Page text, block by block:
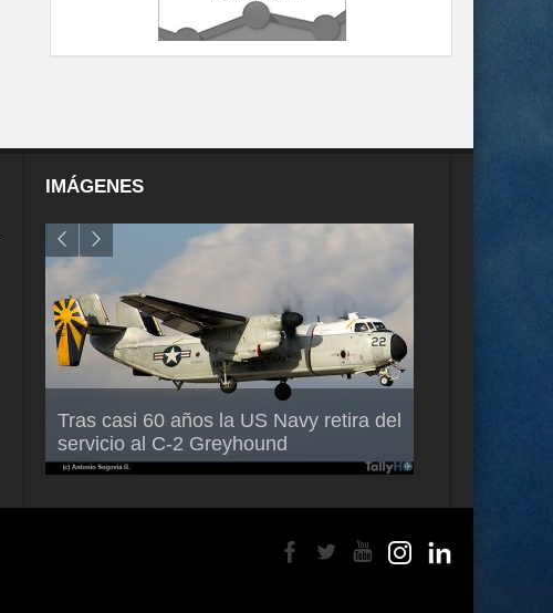
IMÁGENES
Tras casi 60 años la US Navy retira del
servicio al C-2 Greyhound
Air France-KLM anuncia a Guilhem
Mallet como nuevo Director General
para América Latina